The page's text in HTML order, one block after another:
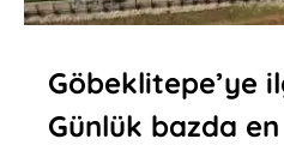
Göbeklitepe’ye
Günlük bazda